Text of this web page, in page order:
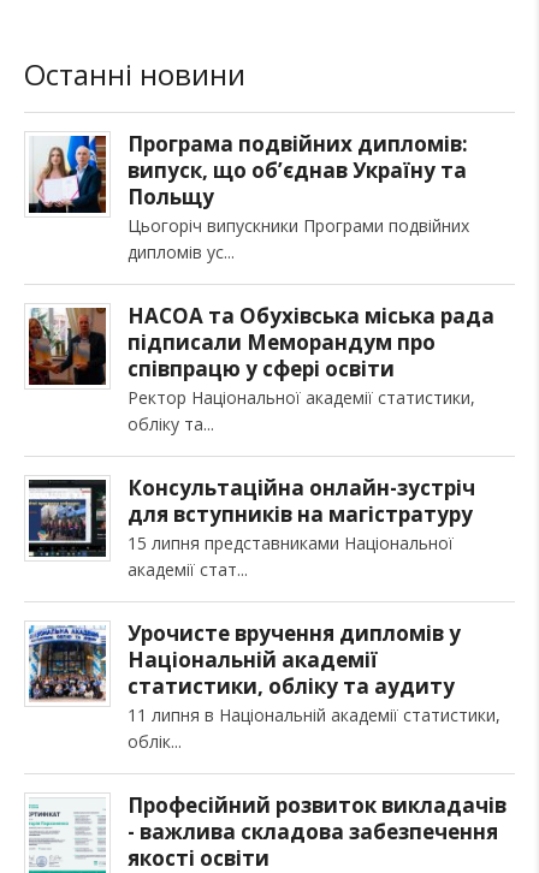
Останні новини
Програма подвійних дипломів:
випуск, що об’єднав Україну та
Польщу
Цьогоріч випускники Програми подвійних
дипломів ус
НАСОА та Обухівська міська рада
підписали Меморандум про
співпрацю у сфері освіти
Ректор Національної академії статистики,
обліку та
Консультаційна онлайн-зустріч
для вступників на магістратуру
15 липня представниками Національної
академії стат
Урочисте вручення дипломів у
Національній академії
статистики, обліку та аудиту
11 липня в Національній академії статистики,
облік
Професійний розвиток викладачів
- важлива складова забезпечення
якості освіти